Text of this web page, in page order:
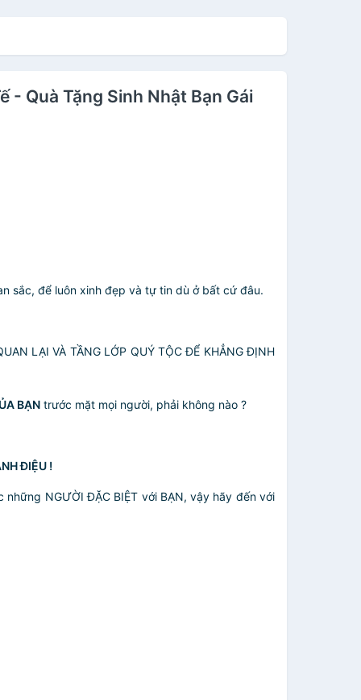
- Quà Tặng Sinh Nhật Bạn Gái
sắc, để luôn xinh đẹp và tự tin dù ở bất cứ đâu.
LẠI VÀ TẦNG LỚP QUÝ TỘC ĐỂ KHẲNG ĐỊNH
BẠN trước mặt mọi người, phải không nào ?
ĐIỆU !
những NGƯỜI ĐẶC BIỆT với BẠN, vậy hãy đến với